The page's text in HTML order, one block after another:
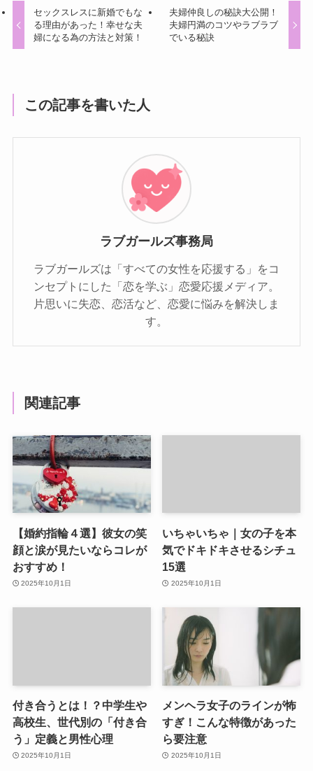
セックスレスに新婚でもな
る理由があった！幸せな夫
婦になる為の方法と対策！
夫婦仲良しの秘訣大公開！
夫婦円満のコツやラブラブ
でいる秘訣
この記事を書いた人
ラブガールズ事務局
ラブガールズは「すべての女性を応援する」をコ
ンセプトにした「恋を学ぶ」恋愛応援メディア。
片思いに失恋、恋活など、恋愛に悩みを解決しま
す。
関連記事
【婚約指輪４選】彼女の笑
顔と涙が見たいならコレが
おすすめ！
2025年10月1日
いちゃいちゃ｜女の子を本
気でドキドキさせるシチュ
15選
2025年10月1日
付き合うとは！？中学生や
高校生、世代別の「付き合
う」定義と男性心理
2025年10月1日
メンヘラ女子のラインが怖
すぎ！こんな特徴があった
ら要注意
2025年10月1日